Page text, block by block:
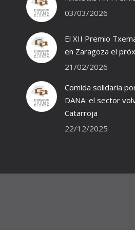
03/03/2026
El XII Premio
en Zaragoza el
21/02/2026
Comida solidaria
DANA: el sector
Catarroja
22/12/2025